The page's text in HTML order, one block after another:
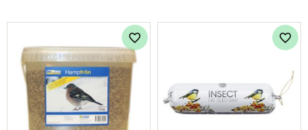
Lägg till i favoriter